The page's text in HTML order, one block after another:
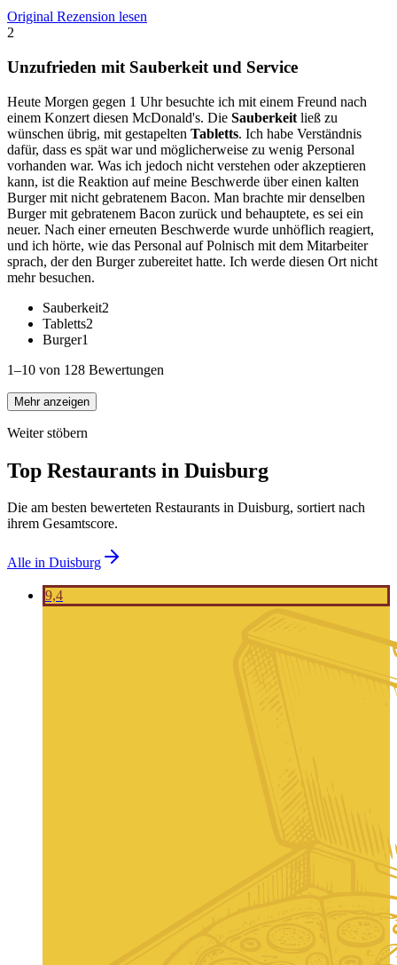
Original Rezension lesen
2
Unzufrieden mit Sauberkeit und Service
Heute Morgen gegen 1 Uhr besuchte ich mit einem Freund nach
einem Konzert diesen McDonald's. Die Sauberkeit ließ zu
wünschen übrig, mit gestapelten Tabletts. Ich habe Verständnis
dafür, dass es spät war und möglicherweise zu wenig Personal
vorhanden war. Was ich jedoch nicht verstehen oder akzeptieren
kann, ist die Reaktion auf meine Beschwerde über einen kalten
Burger mit nicht gebratenem Bacon. Man brachte mir denselben
Burger mit gebratenem Bacon zurück und behauptete, es sei ein
neuer. Nach einer erneuten Beschwerde wurde unhöflich reagiert,
und ich hörte, wie das Personal auf Polnisch mit dem Mitarbeiter
sprach, der den Burger zubereitet hatte. Ich werde diesen Ort nicht
mehr besuchen.
Sauberkeit2
Tabletts2
Burger1
1–10 von 128 Bewertungen
Mehr anzeigen
Weiter stöbern
Top Restaurants in Duisburg
Die am besten bewerteten Restaurants in Duisburg, sortiert nach
ihrem Gesamtscore.
Alle in Duisburg
9,4